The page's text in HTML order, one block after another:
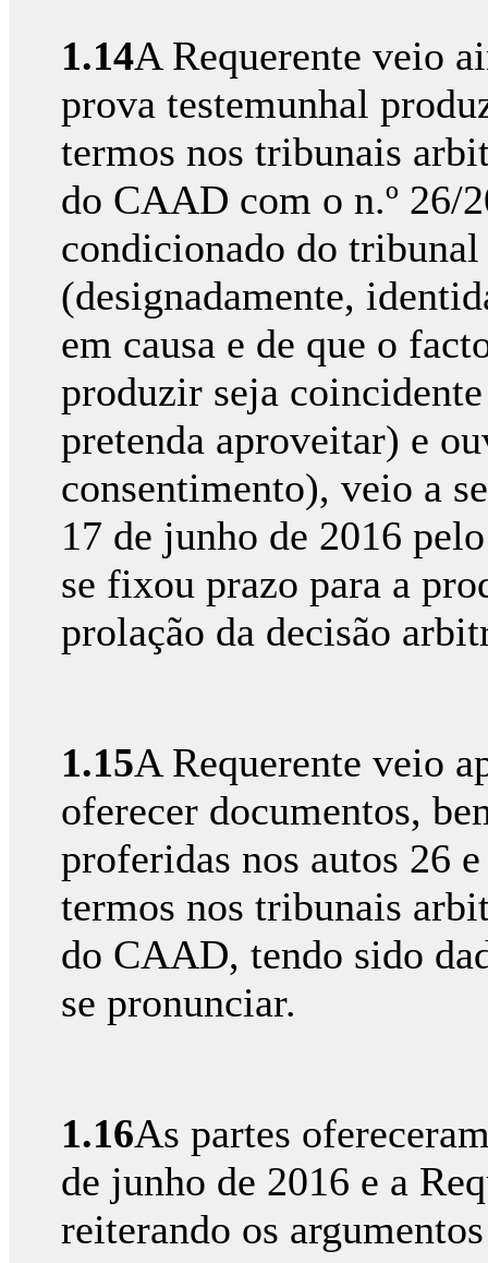
1.14A Requerente veio
prova testemunhal
termos nos tribunais
do CAAD com o n.º 26/
condicionado do
(designadamente,
em causa e de que o
produzir seja
pretenda aproveitar) e
consentimento), veio a
17 de junho de 2016
se fixou prazo para a
prolação da decisão
1.15A Requerente veio
oferecer documentos,
proferidas nos autos 26
termos nos tribunais
do CAAD, tendo sido
se pronunciar.
1.16As partes
de junho de 2016 e a
reiterando os